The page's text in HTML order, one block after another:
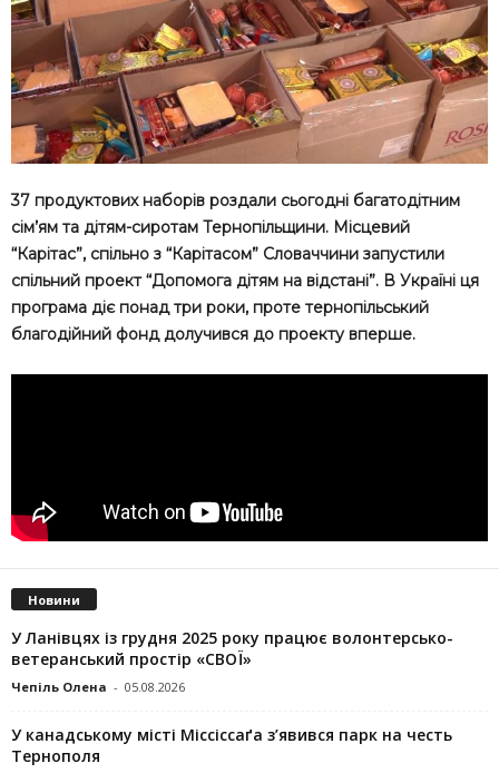
37 продуктових наборів роздали сьогодні багатодітним
сім’ям та дітям-сиротам Тернопільщини. Місцевий
“Карітас”, спільно з “Карітасом” Словаччини запустили
спільний проект “Допомога дітям на відстані”. В Україні ця
програма діє понад три роки, проте тернопільський
благодійний фонд долучився до проекту вперше.
Новини
У Ланівцях із грудня 2025 року працює волонтерсько-
ветеранський простір «СВОЇ»
Чепіль Олена - 05.08.2026
У канадському місті Міссіссаґа з’явився парк на честь
Тернополя